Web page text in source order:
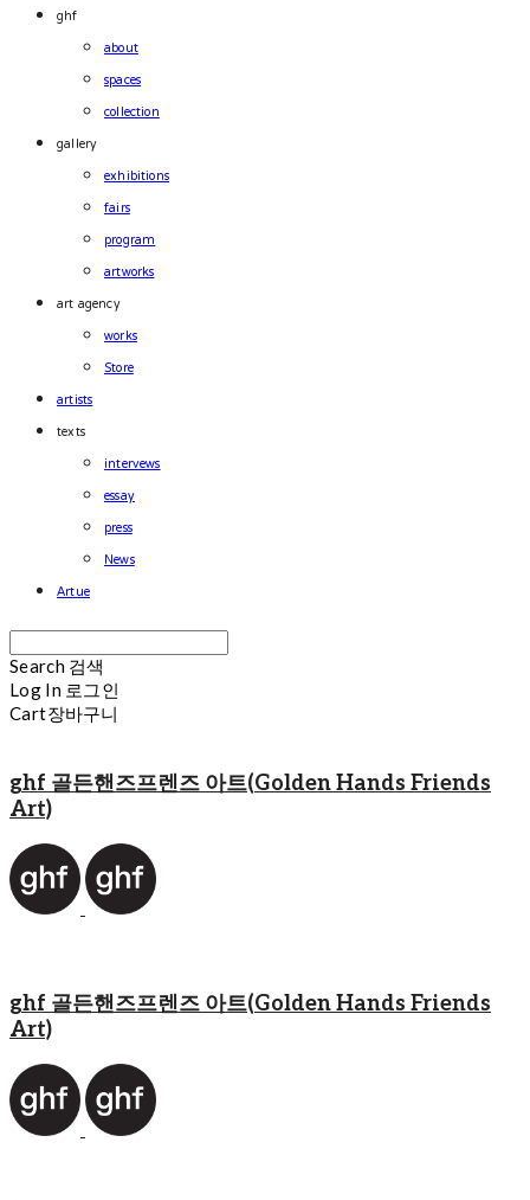
ghf
about
spaces
collection
gallery
exhibitions
fairs
program
artworks
art agency
works
Store
artists
texts
intervews
essay
press
News
Artue
Search 검색
Log In 로그인
Cart장바구니
ghf 골든핸즈프렌즈 아트(Golden Hands Friends
Art)
ghf 골든핸즈프렌즈 아트(Golden Hands Friends
Art)